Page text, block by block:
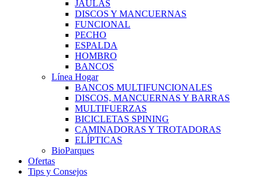
JAULAS
DISCOS Y MANCUERNAS
FUNCIONAL
PECHO
ESPALDA
HOMBRO
BANCOS
Línea Hogar
BANCOS MULTIFUNCIONALES
DISCOS, MANCUERNAS Y BARRAS
MULTIFUERZAS
BICICLETAS SPINING
CAMINADORAS Y TROTADORAS
ELÍPTICAS
BioParques
Ofertas
Tips y Consejos